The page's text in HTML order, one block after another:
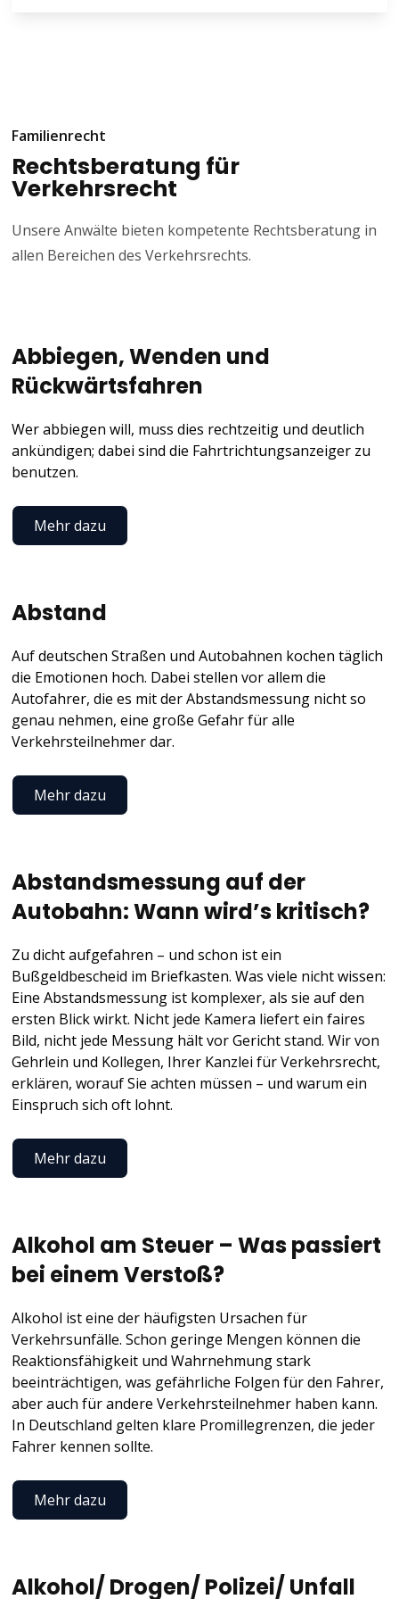
Familienrecht
Rechtsberatung für
Verkehrsrecht
Unsere Anwälte bieten kompetente Rechtsberatung in
allen Bereichen des Verkehrsrechts.
Abbiegen, Wenden und
Rückwärtsfahren
Wer abbiegen will, muss dies rechtzeitig und deutlich
ankündigen; dabei sind die Fahrtrichtungsanzeiger zu
benutzen.
Mehr dazu
Abstand
Auf deutschen Straßen und Autobahnen kochen täglich
die Emotionen hoch. Dabei stellen vor allem die
Autofahrer, die es mit der Abstandsmessung nicht so
genau nehmen, eine große Gefahr für alle
Verkehrsteilnehmer dar.
Mehr dazu
Abstandsmessung auf der
Autobahn: Wann wird’s kritisch?
Zu dicht aufgefahren – und schon ist ein
Bußgeldbescheid im Briefkasten. Was viele nicht wissen:
Eine Abstandsmessung ist komplexer, als sie auf den
ersten Blick wirkt. Nicht jede Kamera liefert ein faires
Bild, nicht jede Messung hält vor Gericht stand. Wir von
Gehrlein und Kollegen, Ihrer Kanzlei für Verkehrsrecht,
erklären, worauf Sie achten müssen – und warum ein
Einspruch sich oft lohnt.
Mehr dazu
Alkohol am Steuer – Was passiert
bei einem Verstoß?
Alkohol ist eine der häufigsten Ursachen für
Verkehrsunfälle. Schon geringe Mengen können die
Reaktionsfähigkeit und Wahrnehmung stark
beeinträchtigen, was gefährliche Folgen für den Fahrer,
aber auch für andere Verkehrsteilnehmer haben kann.
In Deutschland gelten klare Promillegrenzen, die jeder
Fahrer kennen sollte.
Mehr dazu
Alkohol/ Drogen/ Polizei/ Unfall